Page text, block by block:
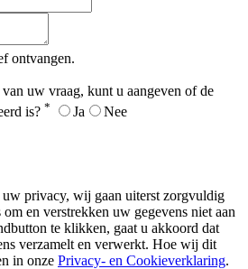
ontvangen.
uw vraag, kunt u aangeven of de
is? * Ja Nee
privacy, wij gaan uiterst zorgvuldig
en verstrekken uw gegevens niet aan
te klikken, gaat u akkoord dat
verzamelt en verwerkt. Hoe wij dit
in onze Privacy- en Cookieverklaring.